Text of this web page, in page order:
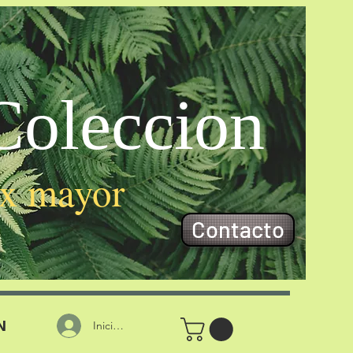
Contacto
mayor
Iniciar sesión